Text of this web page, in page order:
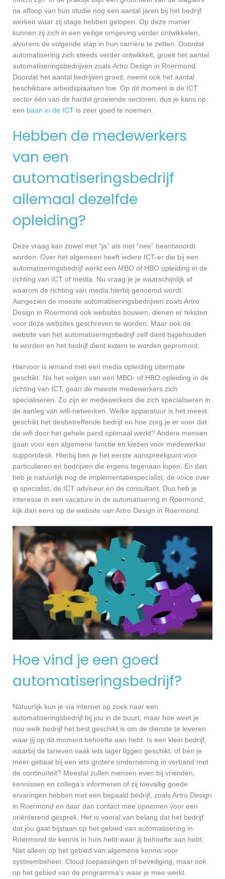
na afloop van hun studie nog een aantal jaren bij het bedrijf
werken waar zij stage hebben gelopen. Op deze manier
kunnen zij zich in een veilige omgeving verder ontwikkelen,
alvorens de volgende stap in hun carrière te zetten. Doordat
automatisering zich steeds verder ontwikkelt, groeit het aantal
automatiseringsbedrijven zoals Artro Design in Roermond.
Doordat het aantal bedrijven groeit, neemt ook het aantal
beschikbare arbeidsplaatsen toe. Op dit moment is de ICT
sector één van de hardst groeiende sectoren, dus je kans op
een baan in de ICT is zeer goed te noemen.
Hebben de medewerkers
van een
automatiseringsbedrijf
allemaal dezelfde
opleiding?
Deze vraag kan zowel met “ja” als met “nee” beantwoordt
worden. Over het algemeen heeft iedere ICT-er die bij een
automatiseringsbedrijf werkt een MBO of HBO opleiding in de
richting van ICT of media. Nu vraag je je waarschijnlijk af
waarom de richting van media hierbij genoemd wordt.
Aangezien de meeste automatiseringsbedrijven zoals Artro
Design in Roermond ook websites bouwen, dienen er teksten
voor deze websites geschreven te worden. Maar ook de
website van het automatiseringsbedrijf zelf dient bijgehouden
te worden en het bedrijf dient extern te worden gepromoot.
Hiervoor is iemand met een media opleiding uitermate
geschikt. Na het volgen van een MBO- of HBO opleiding in de
richting van ICT, gaan de meeste medewerkers zich
specialiseren. Zo zijn er medewerkers die zich specialiseren in
de aanleg van wifi-netwerken. Welke apparatuur is het meest
geschikt het desbetreffende bedrijf en hoe zorg je er voor dat
de wifi door het gehele pand optimaal werkt? Andere mensen
gaan voor een algemene functie en kiezen voor medewerker
supportdesk. Hierbij ben je het eerste aanspreekpunt voor
particulieren en bedrijven die ergens tegenaan lopen. En dan
heb je natuurlijk nog de implementatiespecialist, de voice over
ip specialist, de ICT adviseur en de consultant. Dus heb je
interesse in een vacature in de automatisering in Roermond,
kijk dan eens op de website van Artro Design in Roermond.
Hoe vind je een goed
automatiseringsbedrijf?
Natuurlijk kun je via internet op zoek naar een
automatiseringsbedrijf bij jou in de buurt, maar hoe weet je
nou welk bedrijf het best geschikt is om de dienste te leveren
waar jij op dit moment behoefte aan hebt. Is een klein bedrijf,
waarbij de tarieven vaak iets lager liggen geschikt, of ben je
meer gebaat bij een iets grotere onderneming in verband met
de continuïteit? Meestal zullen mensen even bij vrienden,
kennissen en collega’s informeren of zij toevallig goede
ervaringen hebben met een bepaald bedrijf, zoals Artro Design
in Roermond en daar dan contact mee opnemen voor een
oriënterend gesprek. Het is vooral van belang dat het bedrijf
dat jou gaat bijstaan op het gebied van automatisering in
Roermond de kennis in huis hebt waar jij behoefte aan hebt.
Niet alleen op het gebied van algemene kennis voor
systeembeheer, Cloud toepassingen of beveiliging, maar ook
op het gebied van de programma’s waar je mee werkt.